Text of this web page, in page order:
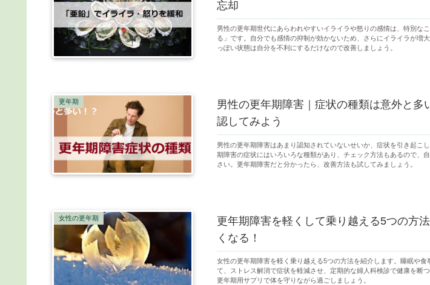
忘却
男性の更年期世代にあらわれやすいイライラや怒りの感情は、特別な
る」です。自分でも感情の抑制が効かないため、さらにイライラが増
っぽい状態は自分を不利にするだけなので改善しましょう。
更年期
男性の更年期障害｜症状の種類は意外と多
認してみよう
男性の更年期障害はあまり認知されていないせいか、症状を引き起こ
期障害の症状にはいろいろな種類があり、チェック方法もあるので、
さい。更年期障害だと分かったら、改善方法も試してみましょう。
女性の更年期
更年期障害を軽くして乗り越える5つの方
くなる！
女性の更年期障害を軽く乗り越える5つの方法を紹介します。睡眠や食
て、ストレス解消で症状を軽減させ、定期的な婦人科検診で健康を断
更年期用サプリで体を守りながら過ごしましょう。